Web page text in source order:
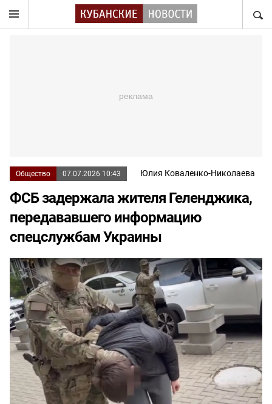
Общество 07.07.2026 10:43 Юлия Коваленко-Николаева
ФСБ задержала жителя Геленджика,
передававшего информацию
спецслужбам Украины